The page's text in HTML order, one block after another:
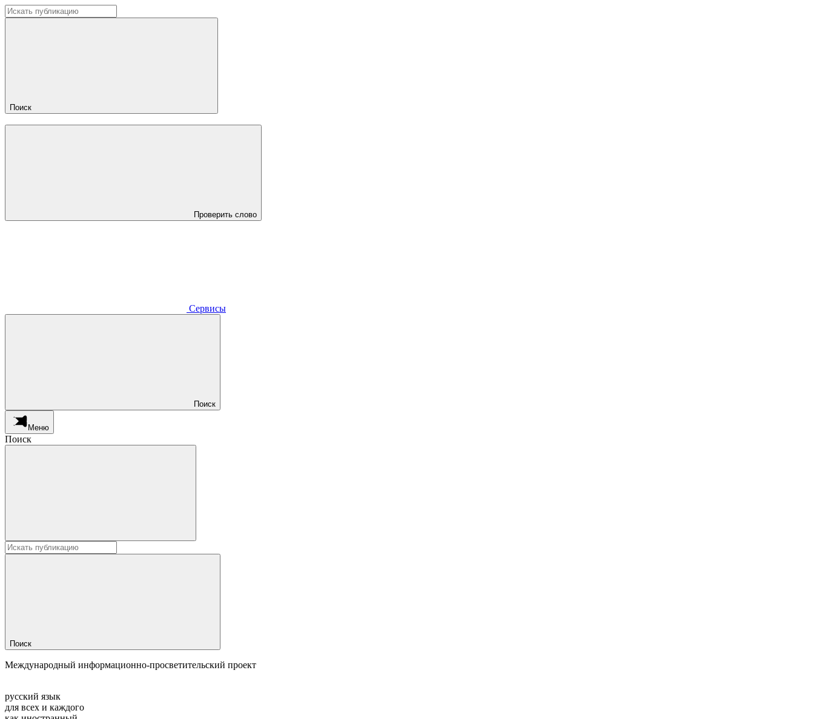
Поиск
Проверить слово
Сервисы
Поиск
Меню
Поиск
Поиск
Международный информационно-просветительский проект
русский язык
для всех и каждого